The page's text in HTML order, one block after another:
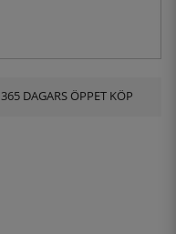
365 DAGARS ÖPPET KÖP